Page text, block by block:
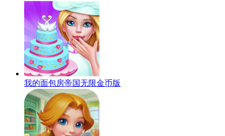
我的面包房帝国无限金币版